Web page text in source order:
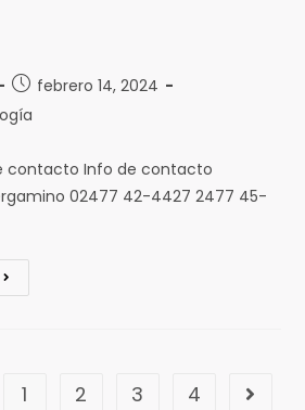
febrero 14, 2024
contacto Info de contacto
02477 42-4427 2477 45-
1 2 3 4